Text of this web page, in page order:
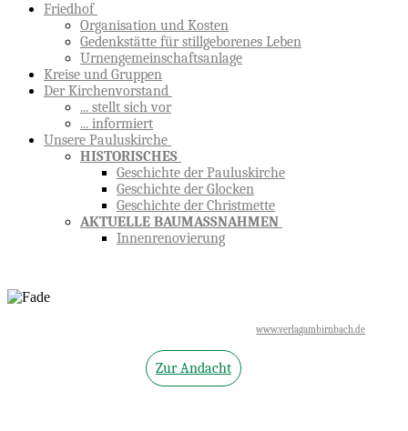
Friedhof
Organisation und Kosten
Gedenkstätte für stillgeborenes Leben
Urnengemeinschaftsanlage
Kreise und Gruppen
Der Kirchenvorstand
... stellt sich vor
... informiert
Unsere Pauluskirche
HISTORISCHES
Geschichte der Pauluskirche
Geschichte der Glocken
Geschichte der Christmette
AKTUELLE BAUMASSNAHMEN
Innenrenovierung
Verlag am Birnbach - Motiv Stefanie Bahlinger, Mössingen (www.verlagambirnbach.de
Zur Andacht